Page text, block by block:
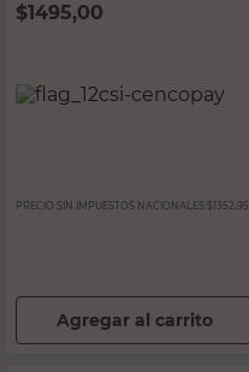
$1495,00
PRECIO SIN IMPUESTOS NACIONALES: $1352,95
Agregar al carrito